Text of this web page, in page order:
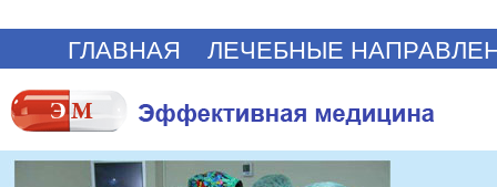
ГЛАВНАЯ ЛЕЧЕБНЫЕ